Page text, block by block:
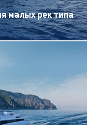
малых рек типа